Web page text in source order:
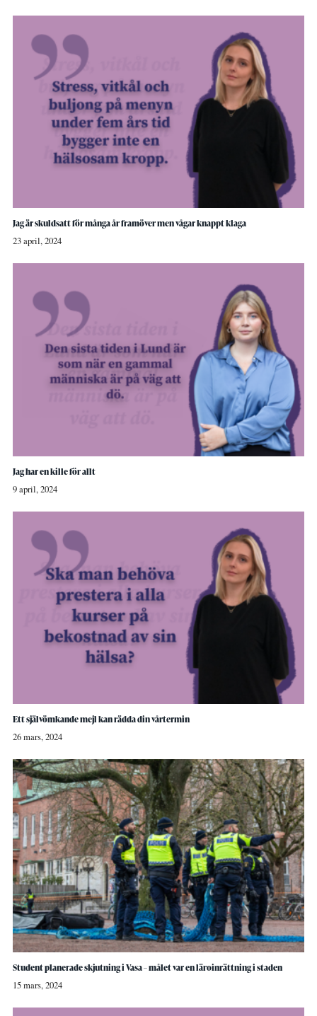
Jag är skuldsatt för många år framöver men vågar knappt klaga
23 april, 2024
Jag har en kille för allt
9 april, 2024
Ett självömkande mejl kan rädda din vårtermin
26 mars, 2024
Student planerade skjutning i Vasa – målet var en läroinrättning i staden
15 mars, 2024